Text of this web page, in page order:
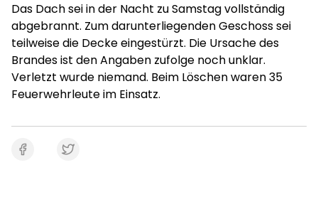
Das Dach sei in der Nacht zu Samstag vollständig
abgebrannt. Zum darunterliegenden Geschoss sei
teilweise die Decke eingestürzt. Die Ursache des
Brandes ist den Angaben zufolge noch unklar.
Verletzt wurde niemand. Beim Löschen waren 35
Feuerwehrleute im Einsatz.